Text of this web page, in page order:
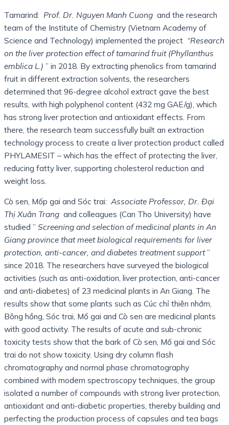
Tamarind: Prof. Dr. Nguyen Manh Cuong and the research
team of the Institute of Chemistry (Vietnam Academy of
Science and Technology) implemented the project “Research
on the liver protection effect of tamarind fruit (Phyllanthus
emblica L.) ” in 2018. By extracting phenolics from tamarind
fruit in different extraction solvents, the researchers
determined that 96-degree alcohol extract gave the best
results, with high polyphenol content (432 mg GAE/g), which
has strong liver protection and antioxidant effects. From
there, the research team successfully built an extraction
technology process to create a liver protection product called
PHYLAMESIT – which has the effect of protecting the liver,
reducing fatty liver, supporting cholesterol reduction and
weight loss.
Cò sen, Mốp gai and Sóc trai: Associate Professor, Dr. Đại
Thị Xuân Trang and colleagues (Can Tho University) have
studied ” Screening and selection of medicinal plants in An
Giang province that meet biological requirements for liver
protection, anti-cancer, and diabetes treatment support”
since 2018. The researchers have surveyed the biological
activities (such as anti-oxidation, liver protection, anti-cancer
and anti-diabetes) of 23 medicinal plants in An Giang. The
results show that some plants such as Cúc chỉ thiên nhớm,
Bông hồng, Sóc trai, Mố gai and Cò sen are medicinal plants
with good activity. The results of acute and sub-chronic
toxicity tests show that the bark of Cò sen, Mố gai and Sóc
trai do not show toxicity. Using dry column flash
chromatography and normal phase chromatography
combined with modern spectroscopy techniques, the group
isolated a number of compounds with strong liver protection,
antioxidant and anti-diabetic properties, thereby building and
perfecting the production process of capsules and tea bags